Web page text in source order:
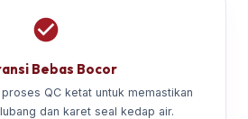
Bebas Bocor
QC ketat untuk memastikan
dan karet seal kedap air.